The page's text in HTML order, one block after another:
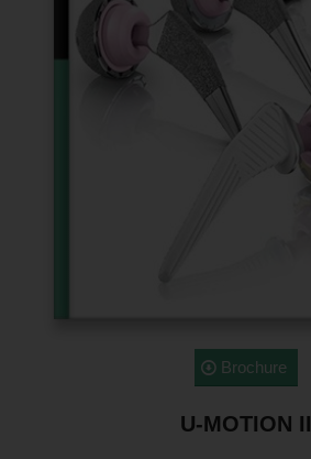
Brochure
U-MOTION II